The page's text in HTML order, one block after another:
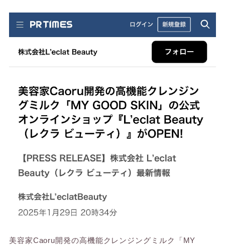
美容家Caoru開発の高機能クレンジングミルク「MY